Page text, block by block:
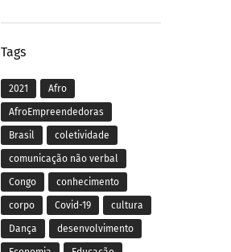
Tags
2021 Afro
AfroEmpreendedoras
Brasil coletividade
comunicação não verbal
Congo conhecimento
corpo Covid-19 cultura
Dança desenvolvimento